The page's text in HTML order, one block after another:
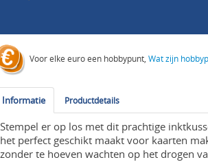
Voor elke euro een hobbypunt,Wat zijn
Informatie Productdetails
Stempel er op los met dit prachtige
het perfect geschikt maakt voor kaarten
zonder te hoeven wachten op het drogen